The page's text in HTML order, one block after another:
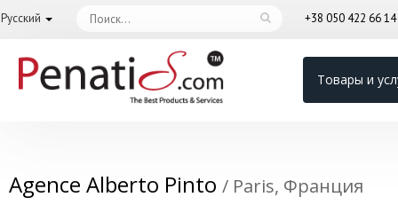
Русский +38 050 422 66 14
Товары и
Agence Alberto Pinto / Paris, Франция